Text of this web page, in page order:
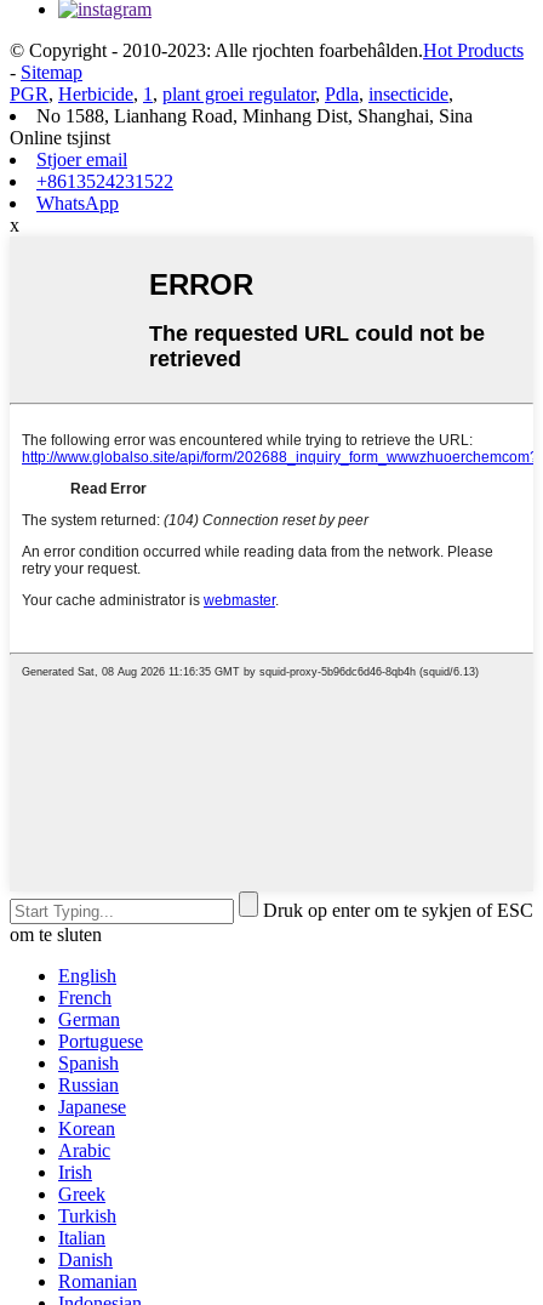
© Copyright - 2010-2023: Alle rjochten foarbehâlden.Hot Products
- Sitemap
PGR, Herbicide, 1 , plant groei regulator, Pdla, insecticide,
No 1588, Lianhang Road, Minhang Dist, Shanghai, Sina
Online tsjinst
Stjoer email
+8613524231522
WhatsApp
x
Druk op enter om te sykjen of ESC
om te sluten
English
French
German
Portuguese
Spanish
Russian
Japanese
Korean
Arabic
Irish
Greek
Turkish
Italian
Danish
Romanian